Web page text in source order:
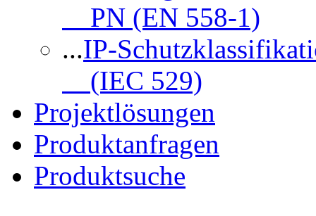
PN (EN 558-1)
...IP-
(IEC 529)
Projektlösungen
Produktanfragen
Produktsuche